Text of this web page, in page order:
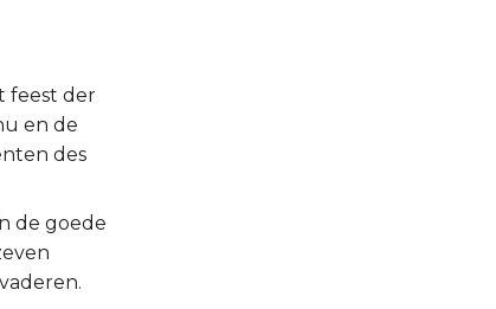
feest der
en de
des
de goede